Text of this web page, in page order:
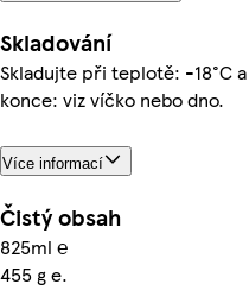
Skladování
Skladujte při teplotě: -18°C
konce: viz víčko nebo dno.
Více informací
Čistý obsah
825ml ℮
455 g e.